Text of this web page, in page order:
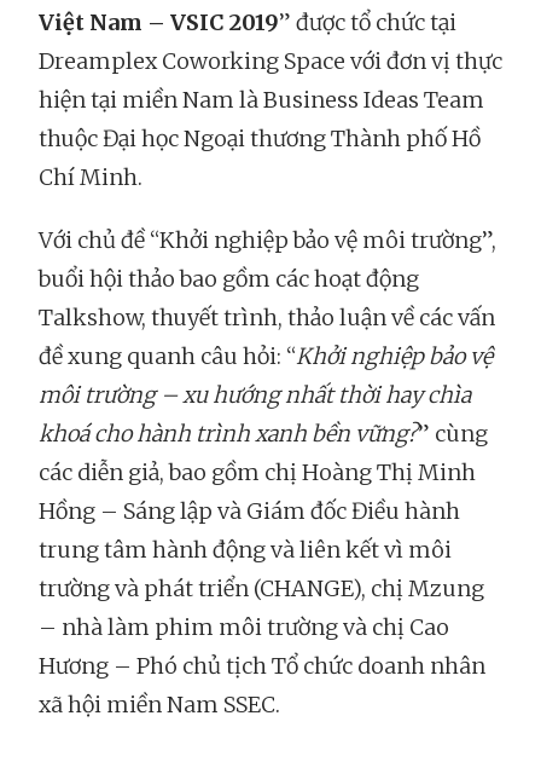
Việt Nam – VSIC 2019” được tổ chức tại
Dreamplex Coworking Space với đơn vị thực
hiện tại miền Nam là Business Ideas Team
thuộc Đại học Ngoại thương Thành phố Hồ
Chí Minh.
Với chủ đề “Khởi nghiệp bảo vệ môi trường”,
buổi hội thảo bao gồm các hoạt động
Talkshow, thuyết trình, thảo luận về các vấn
đề xung quanh câu hỏi: “Khởi nghiệp bảo vệ
môi trường – xu hướng nhất thời hay chìa
khoá cho hành trình xanh bền vững?” cùng
các diễn giả, bao gồm chị Hoàng Thị Minh
Hồng – Sáng lập và Giám đốc Điều hành
trung tâm hành động và liên kết vì môi
trường và phát triển (CHANGE), chị Mzung
– nhà làm phim môi trường và chị Cao
Hương – Phó chủ tịch Tổ chức doanh nhân
xã hội miền Nam SSEC.